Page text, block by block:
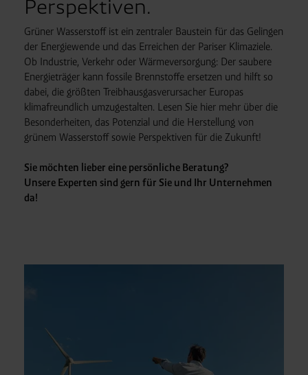
Perspektiven.
Grüner Wasserstoff ist ein zentraler Baustein für das Gelingen
der Energiewende und das Erreichen der Pariser Klimaziele.
Ob Industrie, Verkehr oder Wärmeversorgung: Der saubere
Energieträger kann fossile Brennstoffe ersetzen und hilft so
dabei, die größten Treibhausgasverursacher Europas
klimafreundlich umzugestalten. Lesen Sie hier mehr über die
Besonderheiten, das Potenzial und die Herstellung von
grünem Wasserstoff sowie Perspektiven für die Zukunft!
Sie möchten lieber eine persönliche Beratung?
Unsere Experten sind gern für Sie und Ihr Unternehmen
da!